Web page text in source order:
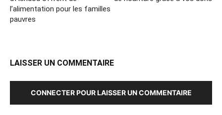
l’alimentation pour les familles
pauvres
LAISSER UN COMMENTAIRE
CONNECTER POUR LAISSER UN COMMENTAIRE